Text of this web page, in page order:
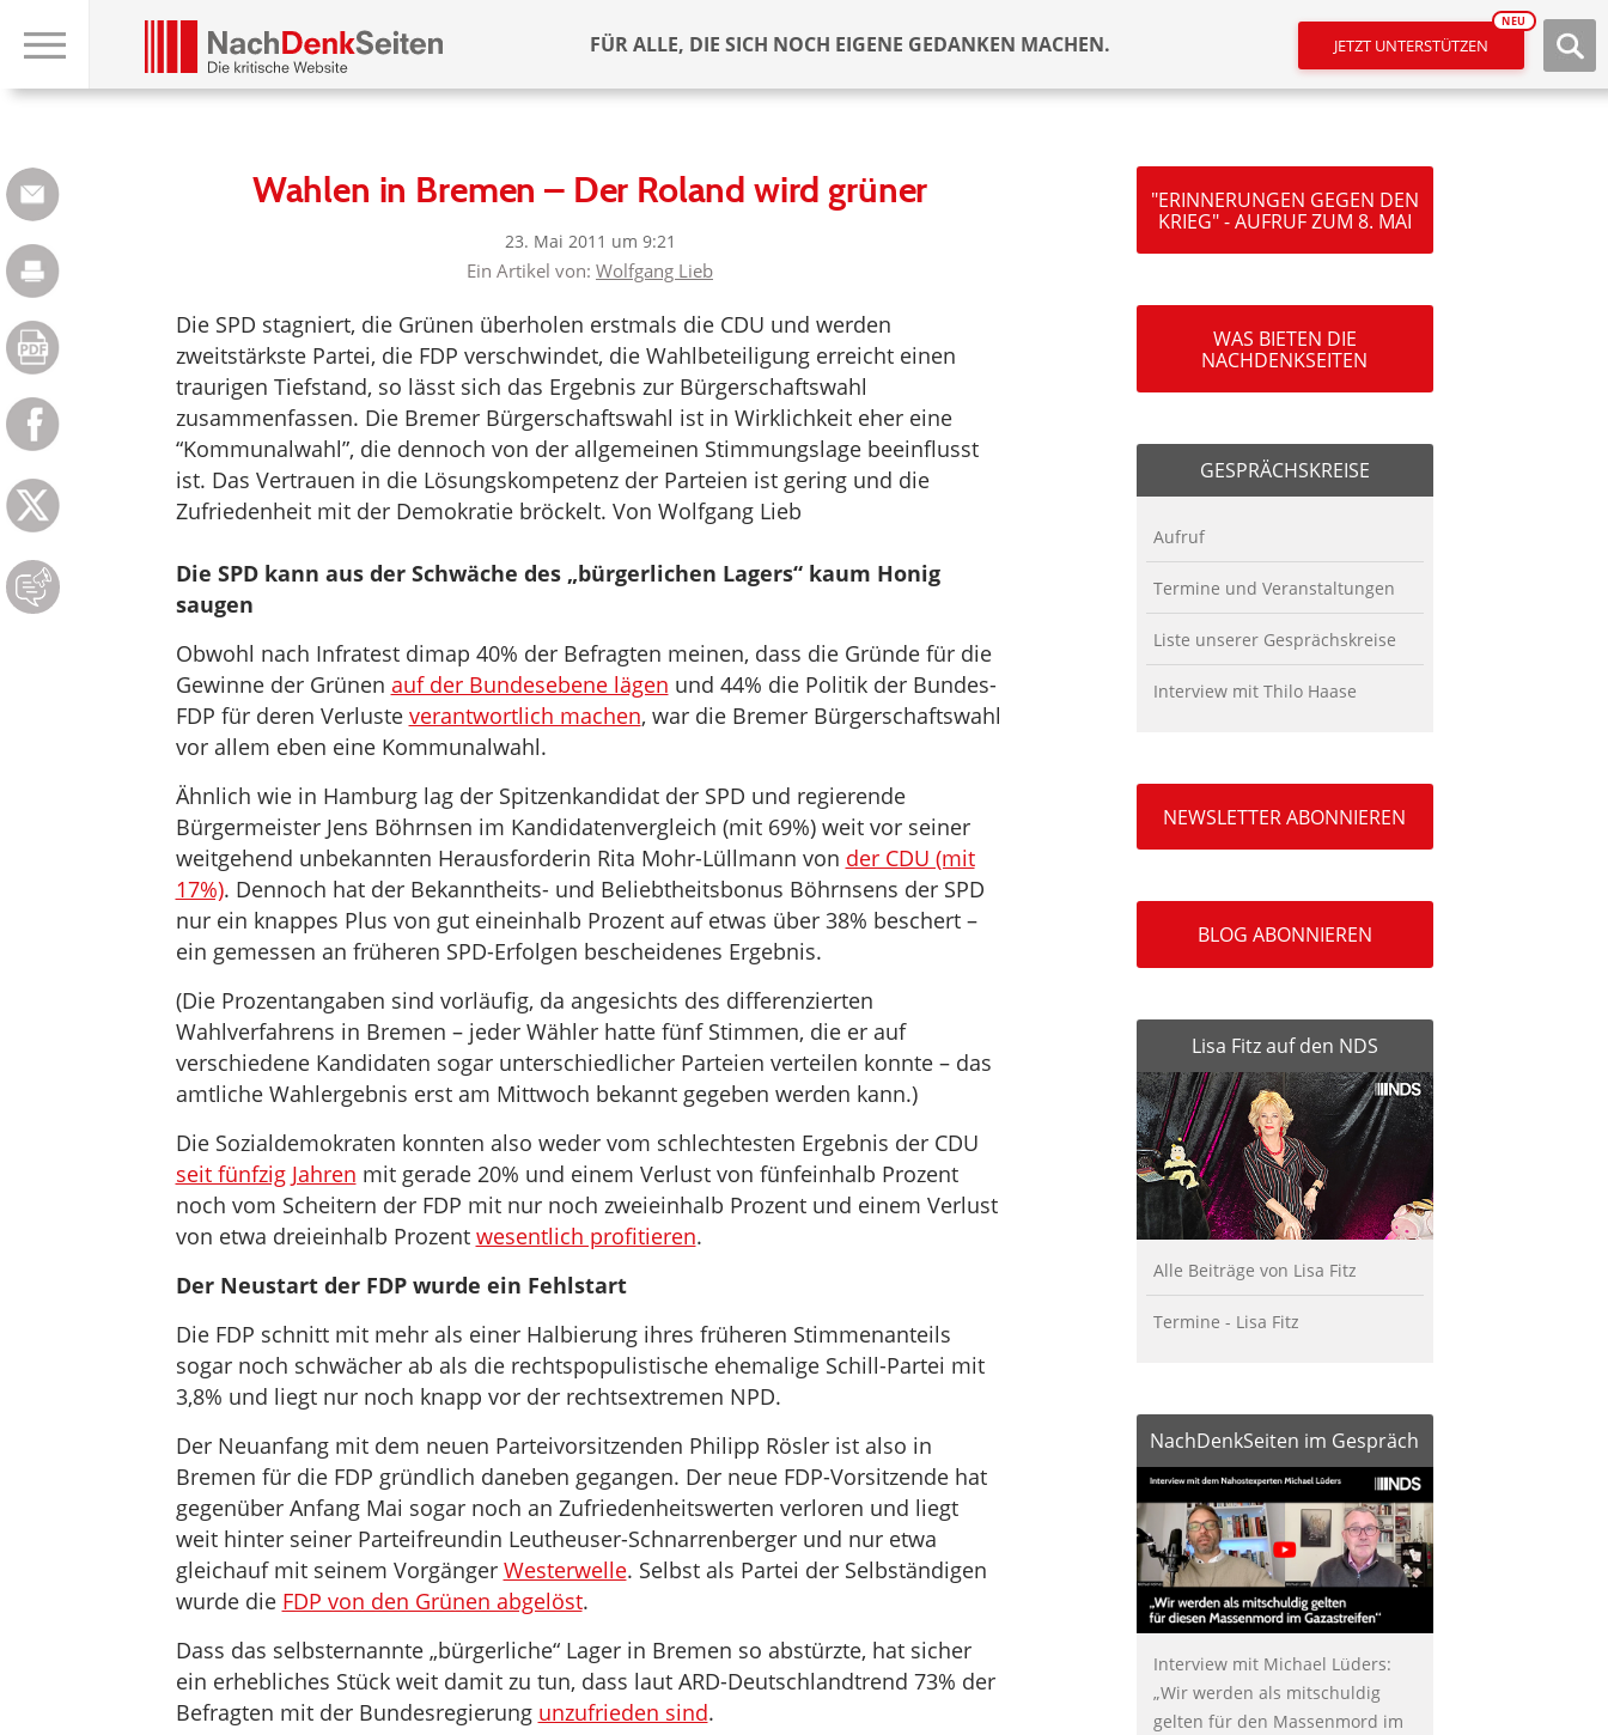
FÜR ALLE, DIE SICH NOCH EIGENE GEDANKEN MACHEN. JETZT UNTERSTÜTZEN
NEU
Wahlen in Bremen – Der Roland wird grüner
23. Mai 2011 um 9:21
Ein Artikel von: Wolfgang Lieb
Die SPD stagniert, die Grünen überholen erstmals die CDU und werden
zweitstärkste Partei, die FDP verschwindet, die Wahlbeteiligung erreicht einen
traurigen Tiefstand, so lässt sich das Ergebnis zur Bürgerschaftswahl
zusammenfassen. Die Bremer Bürgerschaftswahl ist in Wirklichkeit eher eine
“Kommunalwahl”, die dennoch von der allgemeinen Stimmungslage beeinflusst
ist. Das Vertrauen in die Lösungskompetenz der Parteien ist gering und die
Zufriedenheit mit der Demokratie bröckelt. Von Wolfgang Lieb
Die SPD kann aus der Schwäche des „bürgerlichen Lagers“ kaum Honig
saugen
Obwohl nach Infratest dimap 40% der Befragten meinen, dass die Gründe für die
Gewinne der Grünen auf der Bundesebene lägen und 44% die Politik der Bundes-
FDP für deren Verluste verantwortlich machen, war die Bremer Bürgerschaftswahl
vor allem eben eine Kommunalwahl.
Ähnlich wie in Hamburg lag der Spitzenkandidat der SPD und regierende
Bürgermeister Jens Böhrnsen im Kandidatenvergleich (mit 69%) weit vor seiner
weitgehend unbekannten Herausforderin Rita Mohr-Lüllmann von der CDU (mit
17%). Dennoch hat der Bekanntheits- und Beliebtheitsbonus Böhrnsens der SPD
nur ein knappes Plus von gut eineinhalb Prozent auf etwas über 38% beschert –
ein gemessen an früheren SPD-Erfolgen bescheidenes Ergebnis.
(Die Prozentangaben sind vorläufig, da angesichts des differenzierten
Wahlverfahrens in Bremen – jeder Wähler hatte fünf Stimmen, die er auf
verschiedene Kandidaten sogar unterschiedlicher Parteien verteilen konnte – das
amtliche Wahlergebnis erst am Mittwoch bekannt gegeben werden kann.)
Die Sozialdemokraten konnten also weder vom schlechtesten Ergebnis der CDU
seit fünfzig Jahren mit gerade 20% und einem Verlust von fünfeinhalb Prozent
noch vom Scheitern der FDP mit nur noch zweieinhalb Prozent und einem Verlust
von etwa dreieinhalb Prozent wesentlich profitieren.
Der Neustart der FDP wurde ein Fehlstart
Die FDP schnitt mit mehr als einer Halbierung ihres früheren Stimmenanteils
sogar noch schwächer ab als die rechtspopulistische ehemalige Schill-Partei mit
3,8% und liegt nur noch knapp vor der rechtsextremen NPD.
Der Neuanfang mit dem neuen Parteivorsitzenden Philipp Rösler ist also in
Bremen für die FDP gründlich daneben gegangen. Der neue FDP-Vorsitzende hat
gegenüber Anfang Mai sogar noch an Zufriedenheitswerten verloren und liegt
weit hinter seiner Parteifreundin Leutheuser-Schnarrenberger und nur etwa
gleichauf mit seinem Vorgänger Westerwelle. Selbst als Partei der Selbständigen
wurde die FDP von den Grünen abgelöst.
Dass das selbsternannte „bürgerliche“ Lager in Bremen so abstürzte, hat sicher
ein erhebliches Stück weit damit zu tun, dass laut ARD-Deutschlandtrend 73% der
Befragten mit der Bundesregierung unzufrieden sind.
"ERINNERUNGEN GEGEN DEN
KRIEG" - AUFRUF ZUM 8. MAI
WAS BIETEN DIE
NACHDENKSEITEN
GESPRÄCHSKREISE
Aufruf
Termine und Veranstaltungen
Liste unserer Gesprächskreise
Interview mit Thilo Haase
NEWSLETTER ABONNIEREN
BLOG ABONNIEREN
Lisa Fitz auf den NDS
Alle Beiträge von Lisa Fitz
Termine - Lisa Fitz
NachDenkSeiten im Gespräch
Interview mit Michael Lüders:
„Wir werden als mitschuldig
gelten für den Massenmord im